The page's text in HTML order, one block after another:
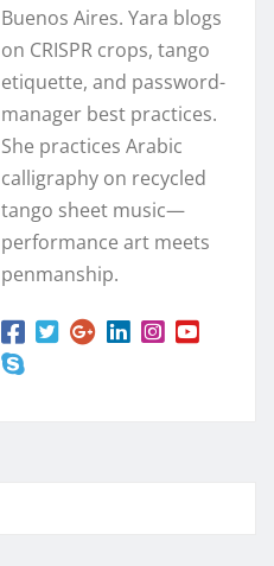
Buenos Aires. Yara blogs
on CRISPR crops, tango
etiquette, and password-
manager best practices.
She practices Arabic
calligraphy on recycled
tango sheet music—
performance art meets
penmanship.